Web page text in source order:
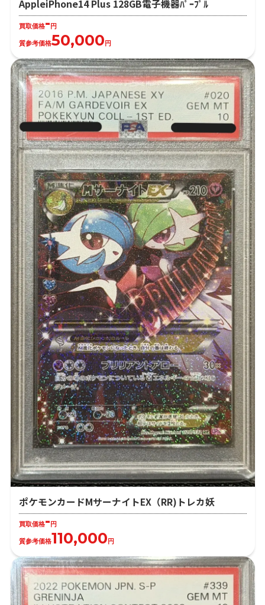
AppleiPhone14 Plus 128GB電子機器ﾊﾟｰﾌﾟﾙ
買取価格- 円
質参考価格50,000 円
ポケモンカードMサーナイトEX（RR)トレカ妖
買取価格-円
質参考価格110,000円